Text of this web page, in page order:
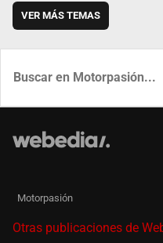
VER MÁS TEMAS
Motorpasión
Otras publicaciones de